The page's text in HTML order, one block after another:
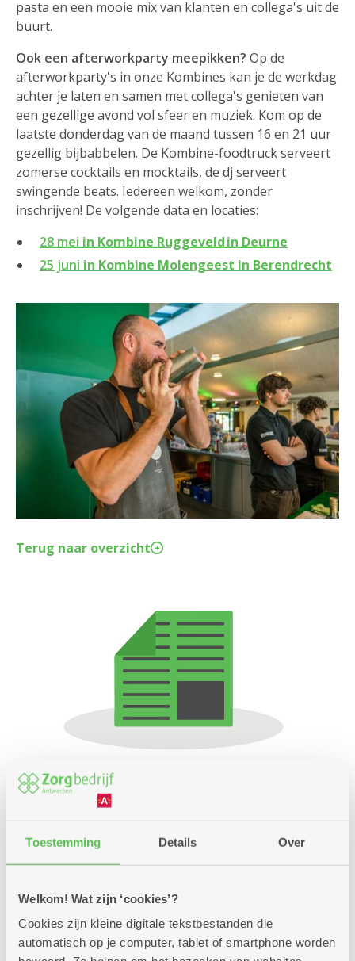
Toestemming Details Over
Welkom! Wat zijn ‘cookies’?
Cookies zijn kleine digitale tekstbestanden die
automatisch op je computer, tablet of smartphone worden
pasta en een mooie mix van klanten en collega's uit de
buurt.
Ook een afterworkparty meepikken? Op de
afterworkparty's in onze Kombines kan je de werkdag
achter je laten en samen met collega's genieten van
een gezellige avond vol sfeer en muziek. Kom op de
laatste donderdag van de maand tussen 16 en 21 uur
gezellig bijbabbelen. De Kombine-foodtruck serveert
zomerse cocktails en mocktails, de dj serveert
swingende beats. Iedereen welkom, zonder
inschrijven! De volgende data en locaties:
28 mei in Kombine Ruggeveld in Deurne
25 juni in Kombine Molengeest in Berendrecht
Terug naar overzicht
Bekijk alle vacatures
... en vertel 't verder